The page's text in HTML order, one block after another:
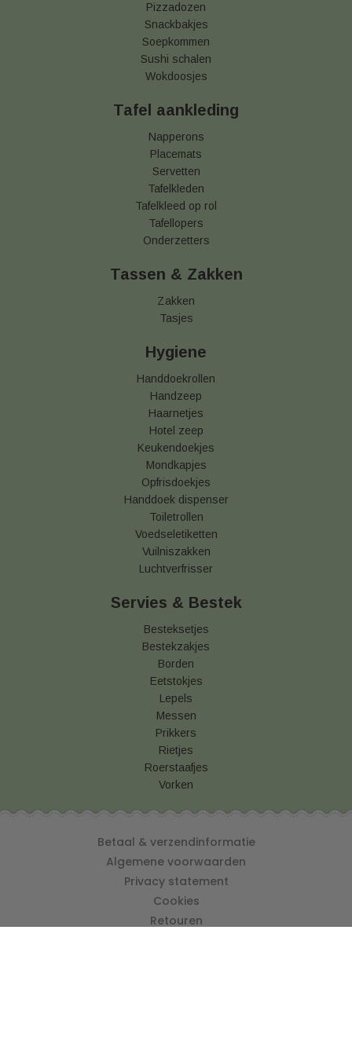
Pizzadozen
Snackbakjes
Soepkommen
Sushi schalen
Wokdoosjes
Tafel aankleding
Napperons
Placemats
Servetten
Tafelkleden
Tafelkleed op rol
Tafellopers
Onderzetters
Tassen & Zakken
Zakken
Tasjes
Hygiene
Handdoekrollen
Handzeep
Haarnetjes
Hotel zeep
Keukendoekjes
Mondkapjes
Opfrisdoekjes
Handdoek dispenser
Toiletrollen
Voedseletiketten
Vuilniszakken
Luchtverfrisser
Servies & Bestek
Besteksetjes
Bestekzakjes
Borden
Eetstokjes
Lepels
Messen
Prikkers
Rietjes
Roerstaafjes
Vorken
Betaal & verzendinformatie
Algemene voorwaarden
Privacy statement
Cookies
Retouren